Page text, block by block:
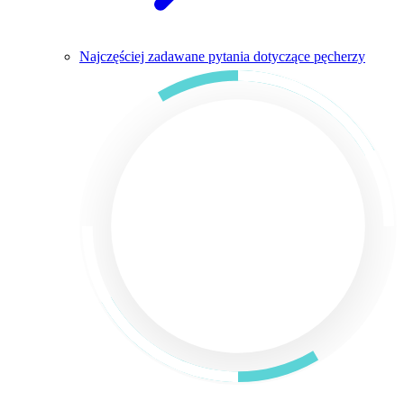
Najczęściej zadawane pytania dotyczące pęcherzy